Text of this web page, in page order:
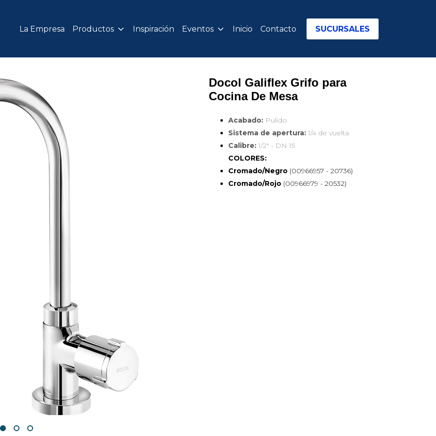
La Empresa Productos Inspiración Eventos Inicio Contacto SUCURSALES
Docol Galiflex Grifo para
Cocina De Mesa
Acabado: Pulido
Sistema de apertura: 1/4 de vuelta
Calibre: 1/2" - DN 15
COLORES:
Cromado/Negro (00966957 - 20736)
Cromado/Rojo (00966979 - 20532)